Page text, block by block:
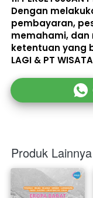
Dengan
pembayaran,
memahami, dan
ketentuan yang
LAGI & PT
`
Produk Lainnya